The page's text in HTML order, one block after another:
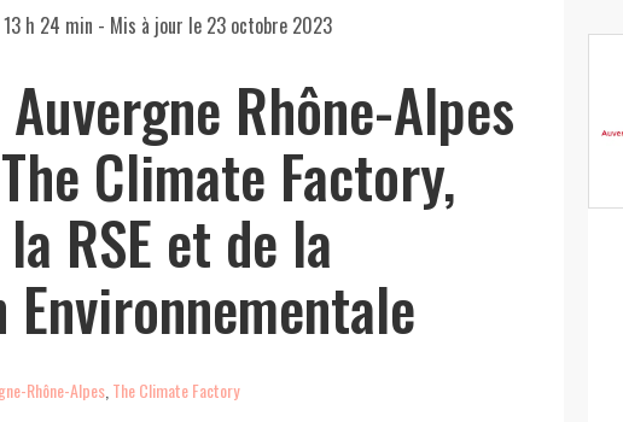
h 24 min - Mis à jour le 23 octobre 2023
Auvergne Rhône-Alpes
Climate Factory,
RSE et de la
Rhône-Alpes The Climate Factory